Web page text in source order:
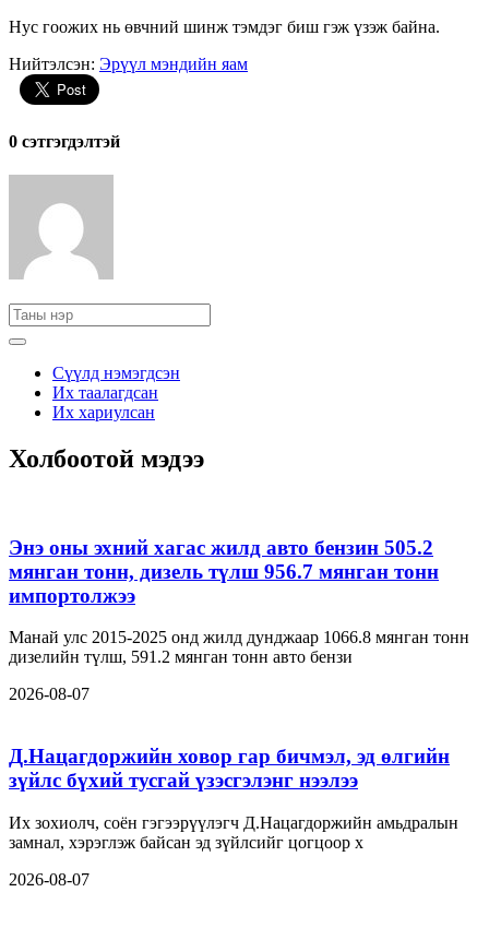
Нус гоожих нь өвчний шинж тэмдэг биш гэж үзэж байна.
Нийтэлсэн: Эрүүл мэндийн яам
0 cэтгэгдэлтэй
Сүүлд нэмэгдсэн
Их таалагдсан
Их хариулсан
Холбоотой мэдээ
Энэ оны эхний хагас жилд авто бензин 505.2
мянган тонн, дизель түлш 956.7 мянган тонн
импортолжээ
Манай улс 2015-2025 онд жилд дунджаар 1066.8 мянган тонн
дизелийн түлш, 591.2 мянган тонн авто бензи
2026-08-07
Д.Нацагдоржийн ховор гар бичмэл, эд өлгийн
зүйлс бүхий тусгай үзэсгэлэнг нээлээ
Их зохиолч, соён гэгээрүүлэгч Д.Нацагдоржийн амьдралын
замнал, хэрэглэж байсан эд зүйлсийг цогцоор х
2026-08-07